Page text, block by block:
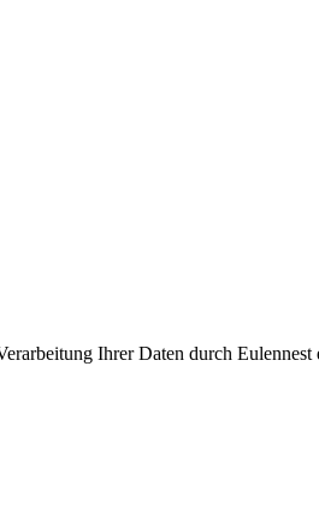
Ihrer Daten durch